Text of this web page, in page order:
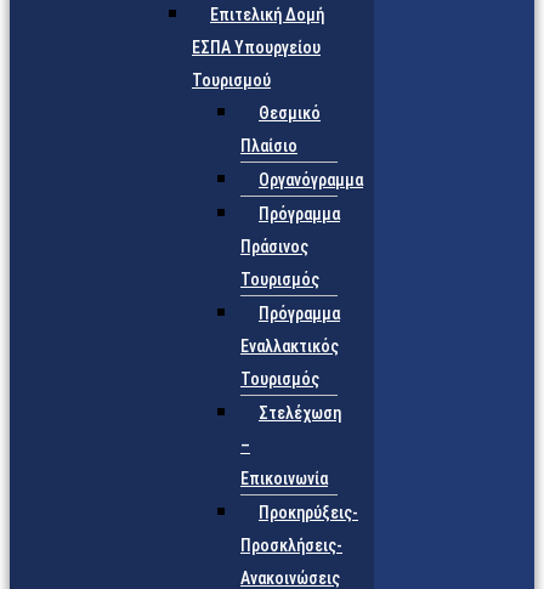
Επιτελική Δομή
ΕΣΠΑ Υπουργείου
Τουρισμού
Θεσμικό
Πλαίσιο
Οργανόγραμμα
Πρόγραμμα
Πράσινος
Τουρισμός
Πρόγραμμα
Εναλλακτικός
Τουρισμός
Στελέχωση
–
Επικοινωνία
Προκηρύξεις-
Προσκλήσεις-
Ανακοινώσεις